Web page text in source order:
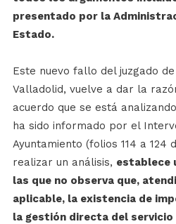
presentado por la
Estado.
Este nuevo fallo del juzgado
Valladolid, vuelve a dar la
acuerdo que se está
ha sido informado por el
Ayuntamiento (folios 114 a 124
realizar un análisis, establece
las que no observa que,
aplicable, la existencia de
la gestión directa del servicio